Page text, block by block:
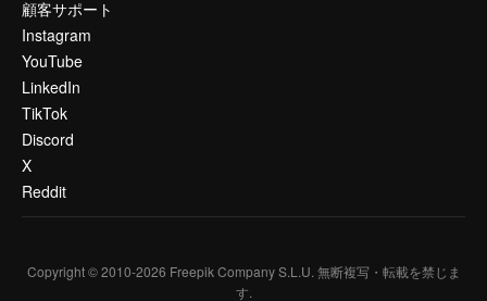
顧客サポート
Instagram
YouTube
LinkedIn
TikTok
Discord
X
Reddit
Copyright © 2010-2026 Freepik Company S.L.U. 無断複写・転載を禁じま
す.